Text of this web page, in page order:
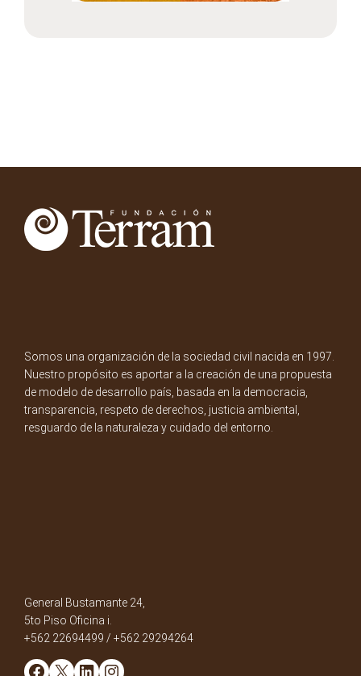
Somos una organización de la sociedad civil nacida en 1997.
Nuestro propósito es aportar a la creación de una propuesta
de modelo de desarrollo país, basada en la democracia,
transparencia, respeto de derechos, justicia ambiental,
resguardo de la naturaleza y cuidado del entorno.
General Bustamante 24,
5to Piso Oficina i.
+562 22694499 / +562 29294264